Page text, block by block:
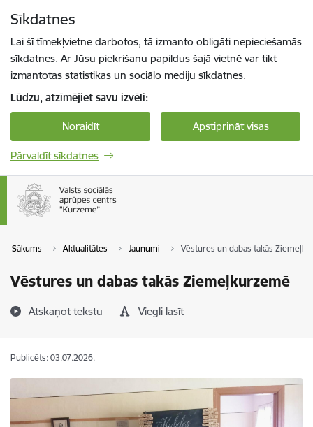
Sīkdatnes
Lai šī tīmekļvietne darbotos, tā izmanto obligāti nepieciešamās
sīkdatnes. Ar Jūsu piekrišanu papildus šajā vietnē var tikt
izmantotas statistikas un sociālo mediju sīkdatnes.
Lūdzu, atzīmējiet savu izvēli:
Noraidīt Apstiprināt visas
Pārvaldīt sīkdatnes
Sākums Aktualitātes Jaunumi Vēstures un dabas takās
Vēstures un dabas takās Ziemeļkurzemē
Atskaņot tekstu Viegli lasīt
Publicēts: 03.07.2026.